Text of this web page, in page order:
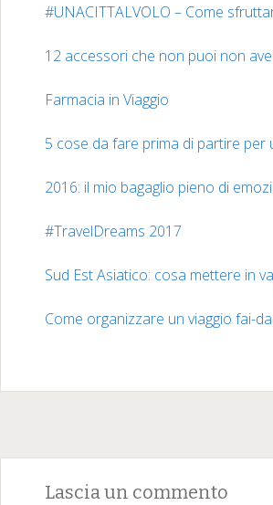
#UNACITTALVOLO – Come
12 accessori che non puoi non
Farmacia in Viaggio
5 cose da fare prima di partire per
2016: il mio bagaglio pieno di
#TravelDreams 2017
Sud Est Asiatico: cosa mettere in
Come organizzare un viaggio fai-
Lascia un commento